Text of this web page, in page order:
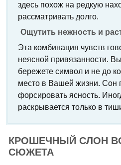
здесь похож на редкую
рассматривать долго.
Ощутить нежность и
Эта комбинация чувств
неясной привязанности.
бережете символ и не до
место в Вашей жизни. Сон
форсировать ясность.
раскрывается только в
КРОШЕЧНЫЙ СЛОН
СЮЖЕТА